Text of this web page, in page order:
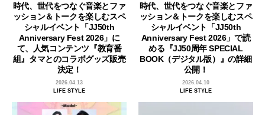
時代、世代をつなぐ音楽とファ
ッション＆トークを楽しむスペ
シャルイベント「JJ50th
Anniversary Fest 2026」に
て、人気コンテンツ『教育番
組』タマとのコラボグッズ販売
決定！
2026.04.13
LIFE STYLE
時代、世代をつなぐ音楽とファ
ッション＆トークを楽しむスペ
シャルイベント「JJ50th
Anniversary Fest 2026」で読
める『JJ50周年 SPECIAL
BOOK（デジタル版）』の詳細
公開！
2026.04.10
LIFE STYLE